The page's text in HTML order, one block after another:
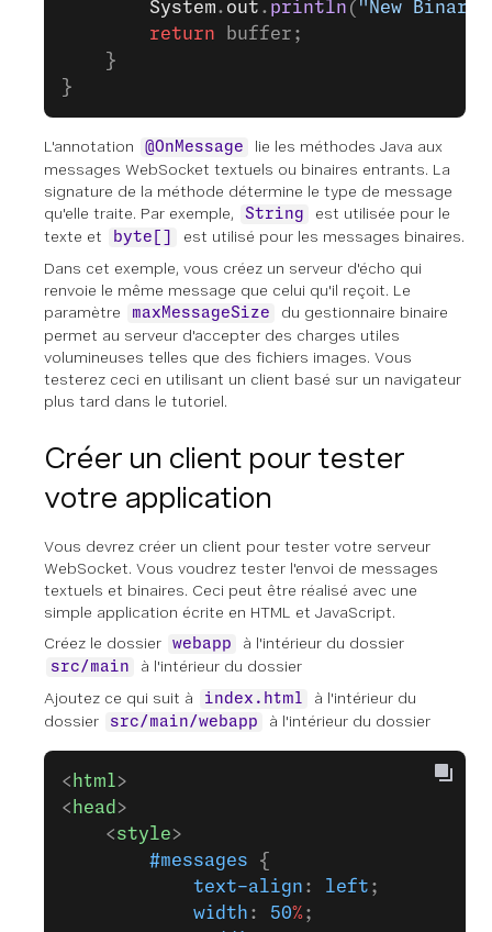
        System
. out . println ( "New Binary
        return
buffer;
    }
}
L'annotation @OnMessage
lie les méthodes Java aux
messages WebSocket textuels ou binaires entrants. La
signature de la méthode détermine le type de message
qu'elle traite. Par exemple,
String
est utilisée pour le
texte et
byte[]
est utilisé pour les messages binaires.
Dans cet exemple, vous créez un serveur d'écho qui
renvoie le même message que celui qu'il reçoit. Le
paramètre
maxMessageSize
du gestionnaire binaire
permet au serveur d'accepter des charges utiles
volumineuses telles que des fichiers images. Vous
testerez ceci en utilisant un client basé sur un navigateur
plus tard dans le tutoriel.
Créer un client pour tester
votre application
Vous devrez créer un client pour tester votre serveur
WebSocket. Vous voudrez tester l'envoi de messages
textuels et binaires. Ceci peut être réalisé avec une
simple application écrite en HTML et JavaScript.
Créez le dossier
webapp à l'intérieur du dossier
src/main
à l'intérieur du dossier
Ajoutez ce qui suit à
index.html
à l'intérieur du
dossier
src/main/webapp à l'intérieur du dossier
< html>
< head >
    <
style>
        #messages
{
            text-align
: left ;
            width
: 50%;